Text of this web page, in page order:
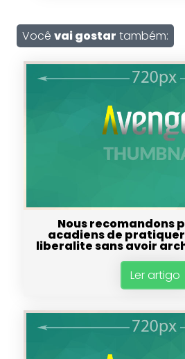
Você vai gostar também:
Nous recomandons
acadiens de
liberalite sans avoir
Ler artigo